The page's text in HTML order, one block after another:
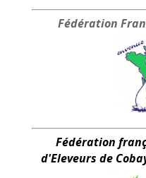
Fédération
Fédération
d'Eleveurs de